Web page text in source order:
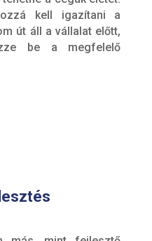
kell igazítani a
út áll a vállalat előtt,
be a megfelelő